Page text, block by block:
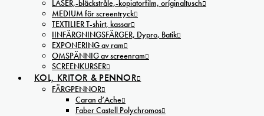
LASER,-bläckstråle,-kopiatorfilm, oríginaltusch
MEDIUM för screentryck
TEXTILIER T-shirt, kassar
IINFÄRGNINGSFÄRGER, Dypro, Batik
EXPONERING av ram
OMSPÄNNIG av screenram
SCREENKURSER
KOL, KRITOR & PENNOR
FÄRGPENNOR
Caran d’Ache
Faber Castell Polychromos